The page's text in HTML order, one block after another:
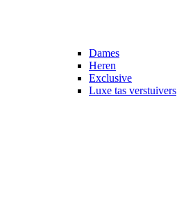
Dames
Heren
Exclusive
Luxe tas verstuivers